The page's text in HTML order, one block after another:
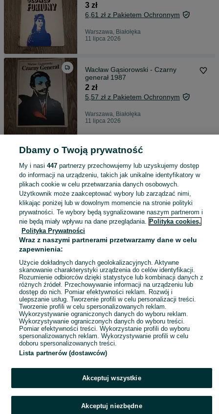
3 zł
6,61 zł z Pakietem Ochronnym
Warszawa, Białołęka
11 lipca 2026
Wacław Gąsiorowski - Czarny
generał 1987
2 zł
5,57 zł z Pakietem Ochronnym
Warszawa, Białołęka
11 lipca 2026
Rolf Blomberg - Złoto i anakondy
5 zł
8,68 zł z Pakietem Ochronnym
Warszawa, Białołęka
11 lipca 2026
Warszawie 1983
8,68 zł z Pakietem Ochronnym
Warszawa, Białołęka
11 lipca 2026
1 2
Dbamy o Twoją prywatność
My i nasi 447partnerzy przechowujemy lub uzyskujemy dostęp
do informacji na urządzeniu, takich jak unikalne identyfikatory w
plikach cookie w celu przetwarzania danych osobowych.
Użytkownik może zaakceptować wybory lub zarządzać nimi,
klikając poniżej lub w dowolnym momencie na stronie polityki
prywatności. Te wybory będą sygnalizowane naszym partnerom i
nie będą miały wpływu na dane przeglądania. Polityka cookies,
Polityka Prywatności
Wraz z naszymi partnerami przetwarzamy dane w celu
zapewnienia:
Użycie dokładnych danych geolokalizacyjnych. Aktywne
skanowanie charakterystyki urządzenia do celów identyfikacji.
Rozumienie odbiorców dzięki statystyce lub kombinacji danych z
różnych źródeł. Przechowywanie informacji na urządzeniu lub
dostęp do nich. Pomiar efektywności reklam. Rozwój i
ulepszanie usług. Tworzenie profili w celu personalizacji treści.
Tworzenie profili w celu spersonalizowanych reklam.
Wykorzystywanie ograniczonych danych do wyboru reklam.
Wykorzystywanie ograniczonych danych do wyboru treści.
Pomiar efektywności treści. Wykorzystanie profili do wyboru
spersonalizowanych reklam. Wykorzystywanie profili w celu
doboru spersonalizowanych treści.
Lista partnerów (dostawców)
Akceptuj wszystkie
Akceptuj niezbędne